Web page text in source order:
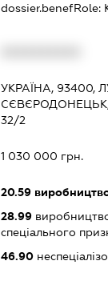
dossier.benefRole:
УКРАЇНА, 93400,
32/2
1 030 000 грн.
20.59 виробництво
28.99
спеціального
46.90